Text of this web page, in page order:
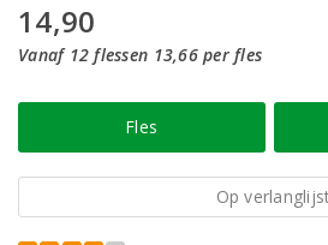
14,90
Vanaf 12 flessen 13,66 per fles
Fles
Op